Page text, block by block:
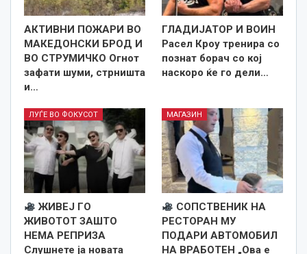
АКТИВНИ ПОЖАРИ ВО
МАКЕДОНСКИ БРОД И
ВО СТРУМИЧКО Огнот
зафати шуми, стрништа
и…
ГЛАДИЈАТОР И ВОИН
Расел Кроу тренира со
познат борач со кој
наскоро ќе го дели…
ЛУЃЕ ВО ФОКУСОТ
ЖИВЕЈ ГО
ЖИВОТОТ ЗАШТО
НЕМА РЕПРИЗА
Слушнете ја новата
МАГАЗИН
СОПСТВЕНИК НА
РЕСТОРАН МУ
ПОДАРИ АВТОМОБИЛ
НА ВРАБОТЕН „Ова е